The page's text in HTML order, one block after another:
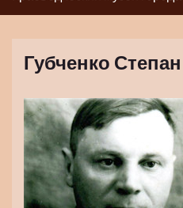
Губченко